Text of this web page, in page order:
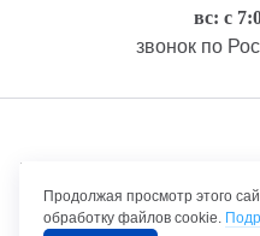
вс: с
звонок по
Правовая
Продолжая просмотр этого
обработку файлов cookie.